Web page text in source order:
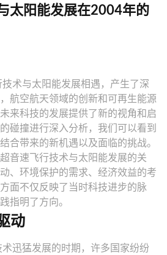
太阳能发展在2004年的
术与太阳能发展相遇，产生了深
航空航天领域的创新和可再生能源
来科技的发展提供了新的视角和启
碰撞进行深入分析，我们可以看到
合带来的新机遇以及面临的挑战。
音速飞行技术与太阳能发展的关
、环境保护的需求、经济效益的考
面不仅反映了当时科技进步的脉
指明了方向。
动
迅猛发展的时期，许多国家纷纷